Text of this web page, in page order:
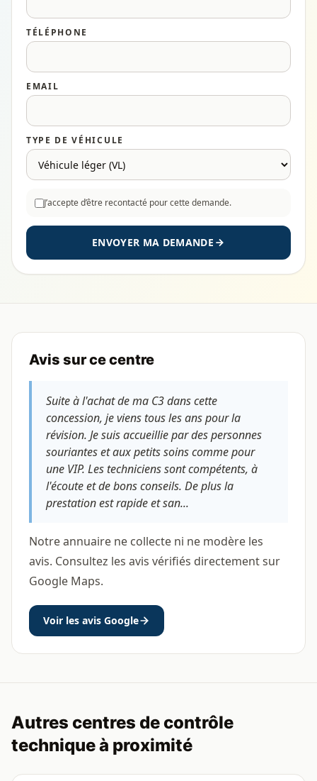
TÉLÉPHONE
EMAIL
TYPE DE VÉHICULE
J’accepte d’être recontacté pour cette demande.
ENVOYER MA DEMANDE
Avis sur ce centre
Suite à l'achat de ma C3 dans cette
concession, je viens tous les ans pour la
révision. Je suis accueillie par des personnes
souriantes et aux petits soins comme pour
une VIP. Les techniciens sont compétents, à
l'écoute et de bons conseils. De plus la
prestation est rapide et san...
Notre annuaire ne collecte ni ne modère les
avis. Consultez les avis vérifiés directement sur
Google Maps.
Voir les avis Google
Autres centres de contrôle
technique à proximité